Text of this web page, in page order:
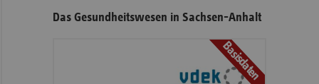
Das Gesundheitswesen in Sachsen-Anhalt
Basisdaten